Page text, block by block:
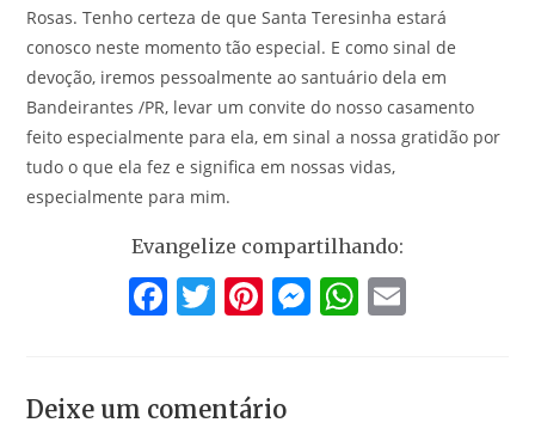
Rosas. Tenho certeza de que Santa Teresinha estará
conosco neste momento tão especial. E como sinal de
devoção, iremos pessoalmente ao santuário dela em
Bandeirantes /PR, levar um convite do nosso casamento
feito especialmente para ela, em sinal a nossa gratidão por
tudo o que ela fez e significa em nossas vidas,
especialmente para mim.
Evangelize compartilhando:
F
e
T
er
Pi
e
M W
Deixe um comentário